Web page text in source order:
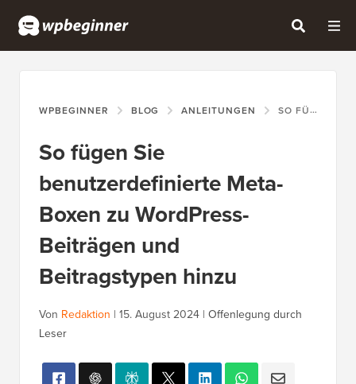
WPBEGINNER BLOG ANLEITUNGEN SO FÜGEN SIE BENUTZERDEFINIERTE META-BOXEN ZU WORDPRESS-BEITRÄGEN UND BEITRAGSTYPEN HINZU
So fügen Sie
benutzerdefinierte Meta-
Boxen zu WordPress-
Beiträgen und
Beitragstypen hinzu
Von Redaktion | 15. August 2024 | Offenlegung durch
Leser